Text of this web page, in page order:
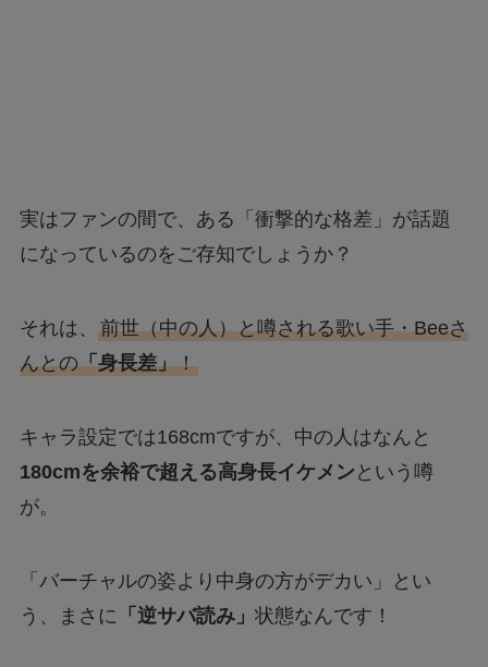
実はファンの間で、ある「衝撃的な格差」が話題
になっているのをご存知でしょうか？
それは、 前世（中の人）と噂される歌い手・Beeさ
んとの「身長差」！
キャラ設定では168cmですが、中の人はなんと
180cmを余裕で超える高身長イケメン という噂
が。
「バーチャルの姿より中身の方がデカい」とい
う、まさに 「逆サバ読み」 状態なんです！